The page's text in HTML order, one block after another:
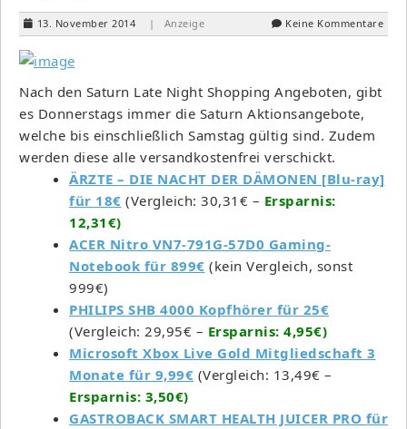
13. November 2014 | Anzeige Keine Kommentare
Nach den Saturn Late Night Shopping Angeboten, gibt
es Donnerstags immer die Saturn Aktionsangebote,
welche bis einschließlich Samstag gültig sind. Zudem
werden diese alle versandkostenfrei verschickt.
ÄRZTE – DIE NACHT DER DÄMONEN [Blu-ray]
für 18€ (Vergleich: 30,31€ – Ersparnis:
12,31€)
ACER Nitro VN7-791G-57D0 Gaming-
Notebook für 899€ (kein Vergleich, sonst
999€)
PHILIPS SHB 4000 Kopfhörer für 25€
(Vergleich: 29,95€ – Ersparnis: 4,95€)
Microsoft Xbox Live Gold Mitgliedschaft 3
Monate für 9,99€ (Vergleich: 13,49€ –
Ersparnis: 3,50€)
GASTROBACK SMART HEALTH JUICER PRO für